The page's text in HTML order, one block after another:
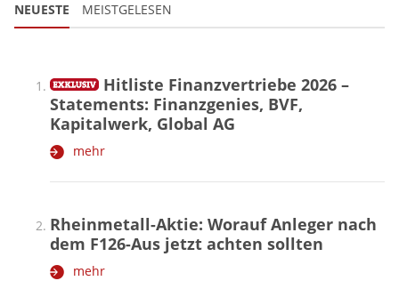
NEUESTE MEISTGELESEN
Hitliste Finanzvertriebe 2026 –
Statements: Finanzgenies, BVF,
Kapitalwerk, Global AG
mehr
Rheinmetall-Aktie: Worauf Anleger nach
dem F126-Aus jetzt achten sollten
mehr